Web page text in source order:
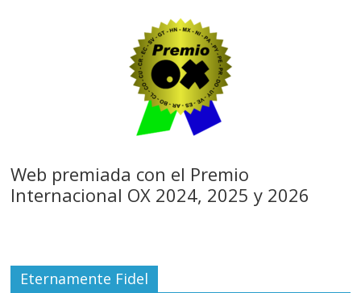
Web premiada con el Premio
Internacional OX 2024, 2025 y 2026
Eternamente Fidel